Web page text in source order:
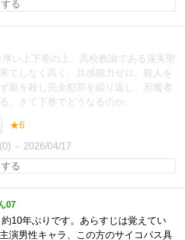
厚い上下巻の上。高校教諭である蓮実聖
てしなく高く、共感能力ゼロ。殺人を
親を殺し完全犯罪を繰り返し、邪魔者
。さて下巻でどうなるのか。
★6
2026/04/17
07
約10年ぶりです。あらすじは覚えてい
演男性キャラ、この方のサイコパス具